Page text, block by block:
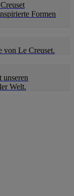
Formen
von Le Creuset.
unseren
Welt.